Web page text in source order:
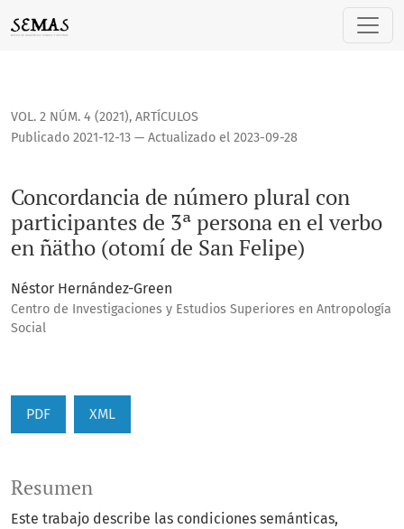
Concordancia de número plural con participantes de 3ª
VOL. 2 NÚM. 4 (2021), ARTÍCULOS
Concordancia de número plural con
participantes de 3ª persona en el verbo
en ñätho (otomí de San Felipe)
Publicado 2021-12-13 — Actualizado el 2023-09-28
Néstor Hernández-Green
Centro de Investigaciones y Estudios Superiores en Antropología
Social
PDF XML
Resumen
Este trabajo describe las condiciones semánticas,